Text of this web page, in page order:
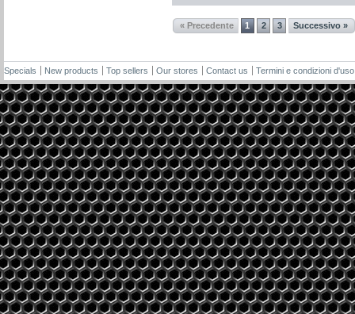
« Precedente 1 2 3 Successivo »
Specials New products Top sellers Our stores Contact us Termini e condizioni d'uso